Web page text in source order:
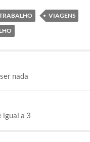
VIAGENS
nada
igual a 3